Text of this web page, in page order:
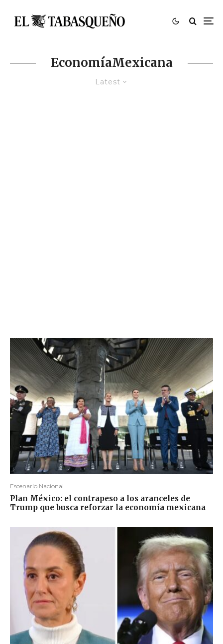
EconomíaMexicana
Latest
Escenario Nacional
Plan México: el contrapeso a los aranceles de
Trump que busca reforzar la economía mexicana